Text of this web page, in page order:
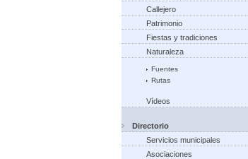
Callejero
Patrimonio
Fiestas y tradiciones
Naturaleza
Fuentes
Rutas
Vídeos
Directorio
Servicios municipales
Asociaciones